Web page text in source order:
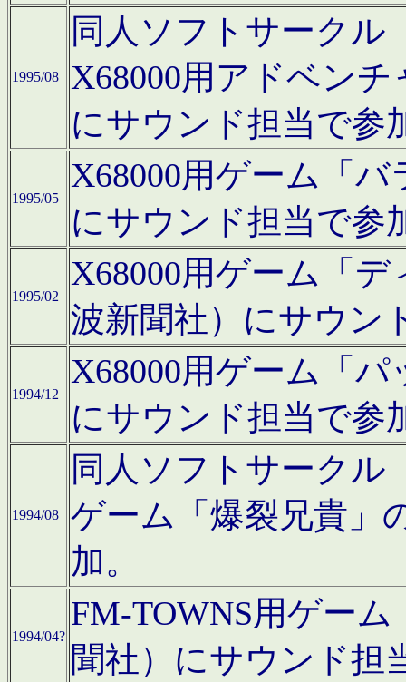
1995/08
同人ソフトサークル
X68000用アドベン
にサウンド担当で参
1995/05
X68000用ゲーム「
にサウンド担当で参
1995/02
X68000用ゲーム「
波新聞社）にサウン
1994/12
X68000用ゲーム「
にサウンド担当で参
1994/08
同人ソフトサークル
ゲーム「爆裂兄貴」
加。
1994/04?
FM-TOWNS用ゲー
聞社）にサウンド担